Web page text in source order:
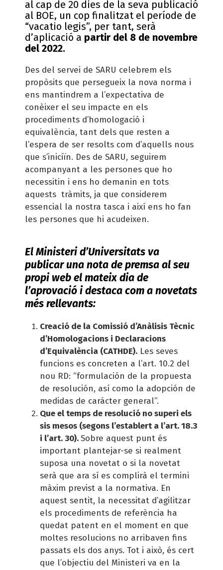
al cap de 20 dies de la seva publicació
al BOE, un cop finalitzat el període de
“vacatio legis”, per tant, serà
d’aplicació a partir del 8 de novembre
del 2022.
Des del servei de SARU celebrem els
propòsits que persegueix la nova norma i
ens mantindrem a l’expectativa de
conèixer el seu impacte en els
procediments d’homologació i
equivalència, tant dels que resten a
l’espera de ser resolts com d’aquells nous
que s’iniciïn. Des de SARU, seguirem
acompanyant a les persones que ho
necessitin i ens ho demanin en tots
aquests tràmits, ja que considerem
essencial la nostra tasca i així ens ho fan
les persones que hi acudeixen.
El Ministeri d’Universitats va
publicar una nota de premsa al seu
propi web el mateix dia de
l’aprovació i destaca com a novetats
més rellevants:
Creació de la Comissió d’Anàlisis Tècnic
d’Homologacions i Declaracions
d’Equivalència (CATHDE). Les seves
funcions es concreten a l’art. 10.2 del
nou RD: “formulación de la propuesta
de resolución, así como la adopción de
medidas de carácter general”.
Que el temps de resolució no superi els
sis mesos (segons l’establert a l’art. 18.3
i l’art. 30).Sobre aquest punt és
important plantejar-se si realment
suposa una novetat o si la novetat
serà que ara sí es complirà el termini
màxim previst a la normativa. En
aquest sentit, la necessitat d’agilitzar
els procediments de referència ha
quedat patent en el moment en que
moltes resolucions no arribaven fins
passats els dos anys. Tot i això, és cert
que l’objectiu del Ministeri va en la